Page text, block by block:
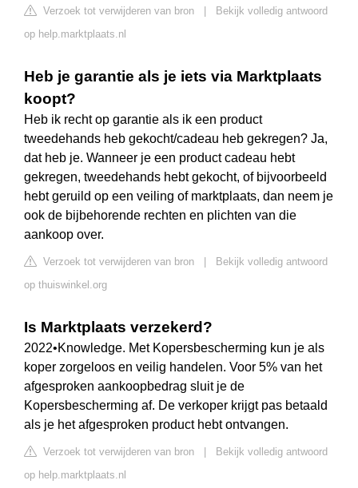
Verzoek tot verwijderen van bron
Bekijk volledig antwoord
op help.marktplaats.nl
Heb je garantie als je iets via Marktplaats
koopt?
Heb ik recht op garantie als ik een product
tweedehands heb gekocht/cadeau heb gekregen? Ja,
dat heb je. Wanneer je een product cadeau hebt
gekregen, tweedehands hebt gekocht, of bijvoorbeeld
hebt geruild op een veiling of marktplaats, dan neem je
ook de bijbehorende rechten en plichten van die
aankoop over.
Verzoek tot verwijderen van bron
Bekijk volledig antwoord
op thuiswinkel.org
Is Marktplaats verzekerd?
2022•Knowledge. Met Kopersbescherming kun je als
koper zorgeloos en veilig handelen. Voor 5% van het
afgesproken aankoopbedrag sluit je de
Kopersbescherming af. De verkoper krijgt pas betaald
als je het afgesproken product hebt ontvangen.
Verzoek tot verwijderen van bron
Bekijk volledig antwoord
op help.marktplaats.nl